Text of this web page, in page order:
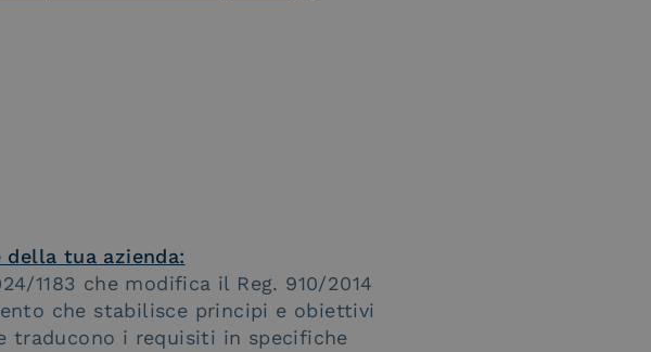
tua azienda:
1183 che modifica il Reg. 910/2014
che stabilisce principi e obiettivi
traducono i requisiti in specifiche